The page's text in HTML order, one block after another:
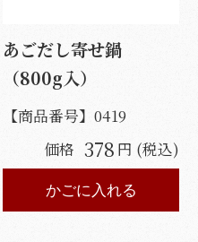
あごだし寄せ鍋
（800g入）
【商品番号】0419
価格 378 円 (税込)
かごに入れる